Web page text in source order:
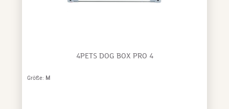
Die ideale Hundebox für mittlere bis grössere
4PETS DOG BOX PRO 4
Größe: M